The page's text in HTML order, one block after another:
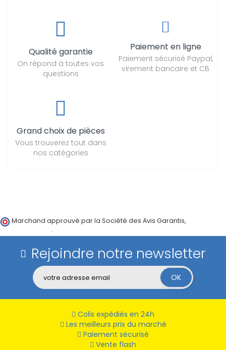
Qualité garantie
On répond à toutes vos
questions
Paiement en ligne
Paiement sécurisé Paypal,
virement bancaire et CB
Grand choix de pièces
Vous trouverez tout dans
nos catégories
Marchand approuvé par la Société des Avis Garantis,
.
Rejoindre notre newsletter
Colis expédiés en 24h
Les meilleurs prix du marché
Paiement sécurisé
Vente flash